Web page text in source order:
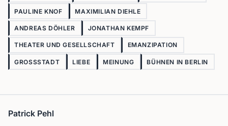
PAULINE KNOF MAXIMILIAN DIEHLE
ANDREAS DÖHLER JONATHAN KEMPF
THEATER UND GESELLSCHAFT EMANZIPATION
GROSSSTADT LIEBE MEINUNG BÜHNEN IN BERLIN
Patrick Pehl